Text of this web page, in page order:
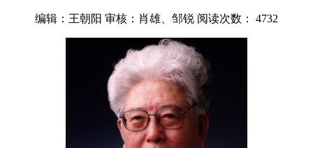
编辑：王朝阳 审核：肖雄、邹锐 阅读次数： 4732